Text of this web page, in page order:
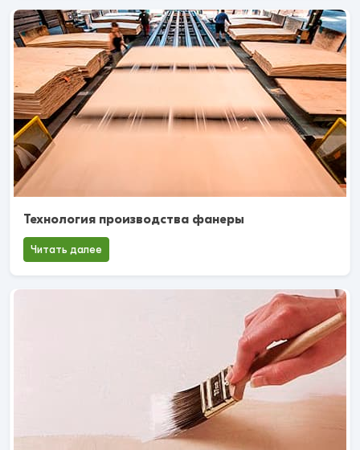
Технология производства фанеры
Читать далее